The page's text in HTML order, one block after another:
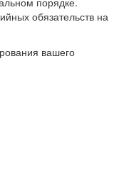
обязательств на
вашего